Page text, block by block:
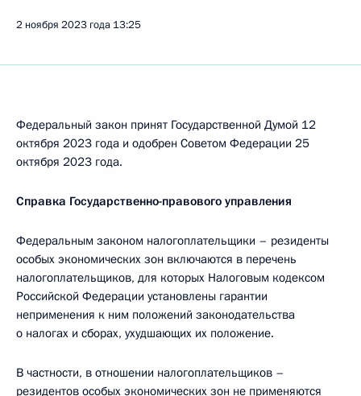
2 ноября 2023 года 13:25
Федеральный закон принят Государственной Думой 12
октября 2023 года и одобрен Советом Федерации 25
октября 2023 года.
Справка Государственно-правового управления
Федеральным законом налогоплательщики – резиденты
особых экономических зон включаются в перечень
налогоплательщиков, для которых Налоговым кодексом
Российской Федерации установлены гарантии
неприменения к ним положений законодательства
о налогах и сборах, ухудшающих их положение.
В частности, в отношении налогоплательщиков –
резидентов особых экономических зон не применяются